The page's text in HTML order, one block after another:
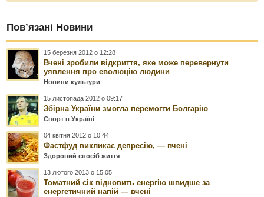
Пов’язані Новини
15 березня 2012 о 12:28
Вчені зробили відкриття, яке може перевернути
уявлення про еволюцію людини
Новини культури
15 листопада 2012 о 09:17
Збірна України змогла перемогти Болгарію
Спорт в Україні
04 квітня 2012 о 10:44
Фастфуд викликає депресію, — вчені
Здоровий спосіб життя
13 лютого 2013 о 15:05
Томатний сік відновить енергію швидше за
енергетичний напій — вчені